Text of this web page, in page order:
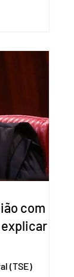
a partir de
de
O estudo
o maior
com
(TSE)